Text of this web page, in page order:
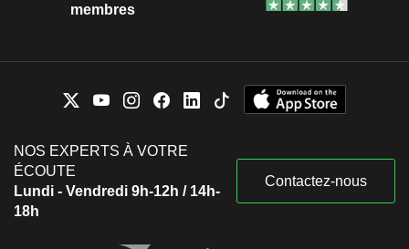
membres
NOS EXPERTS À VOTRE
ÉCOUTE
Lundi - Vendredi 9h-12h / 14h-
18h
Contactez-nous